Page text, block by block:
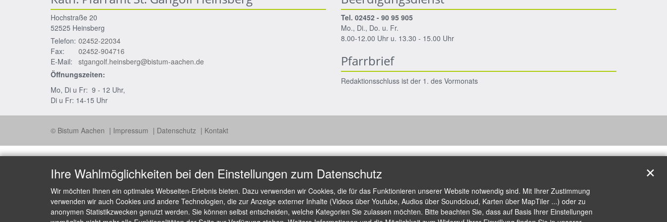
Hochstraße 20
52525 Heinsberg
Telefon: 02452-22034
Fax:
02452-904716
E-Mail:
stgangolf.heinsberg@bistum-aachen.de
Öffnungszeiten:
Mo, Di u Fr: 9 - 12 Uhr,
Di u Fr: 14-15 Uhr
Tel. 02452 - 90 95 905
Mo., Di., Do. u. Fr.
8.00-12.00 Uhr u. 13.30 - 15.00 Uhr
Pfarrbrief
Redaktionsschluss ist der 1. des Vormonats
© Bistum Aachen Impressum Datenschutz Kontakt
Ihre Wahlmöglichkeiten bei den Einstellungen zum Datenschutz
Wir möchten Ihnen ein optimales Webseiten-Erlebnis bieten. Dazu verwenden wir Cookies, die für das Funktionieren unserer Website notwendig sind. Mit Ihrer Zustimmung
verwenden wir auch Cookies und andere Technologien, die zur Anzeige externer Inhalte (Videos über Youtube, Audios über Soundcloud, Karten über MapTiler ...) oder zu
anonymen Statistikzwecken genutzt werden. Sie können selbst entscheiden, welche Kategorien Sie zulassen möchten. Bitte beachten Sie, dass auf Basis Ihrer Einstellungen
✕